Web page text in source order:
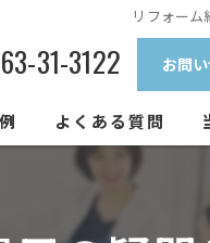
リフォー
31-3122 お問
よくある質問